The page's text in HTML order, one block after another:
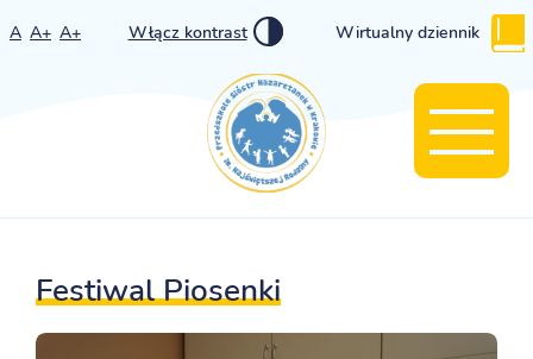
A A+ A+ Włącz kontrast Wirtualny dziennik
Festiwal Piosenki